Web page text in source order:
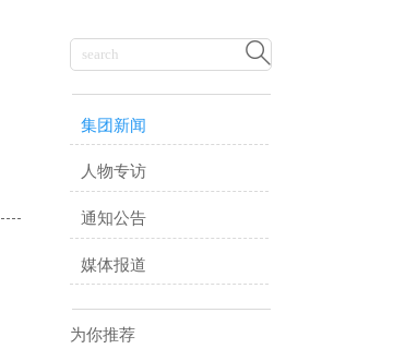

集团新闻
人物专访
通知公告
媒体报道
为你推荐